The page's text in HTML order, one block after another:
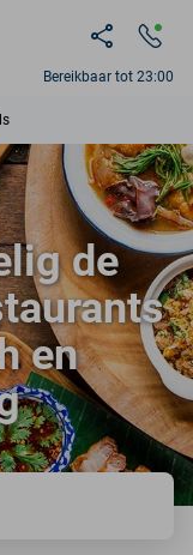
Bereikbaar tot 23:00
9,4
de
en